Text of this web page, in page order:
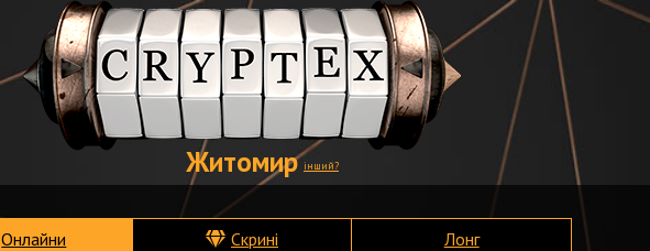
Житомир інший?
Онлайни Скрині Лонг